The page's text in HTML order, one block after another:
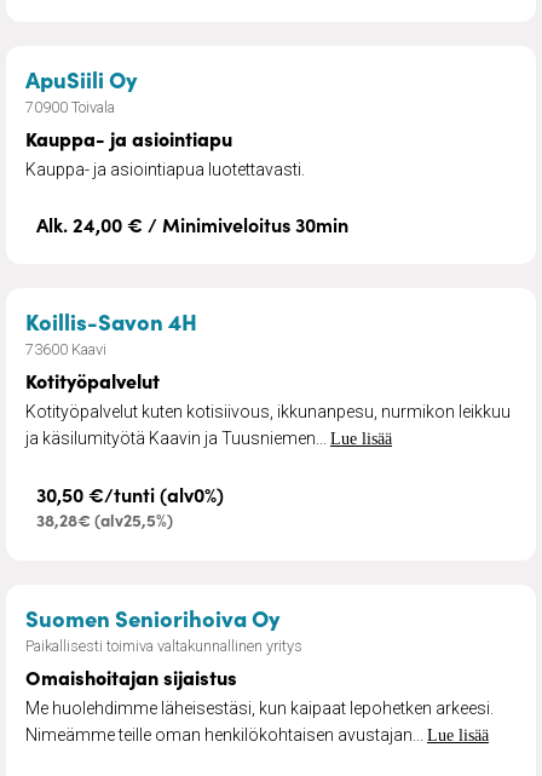
ApuSiili Oy– Kauppa- ja asiointiapu
70900 Toivala
Kauppa- ja asiointiapu
Kauppa- ja asiointiapua luotettavasti.
Alk. 24,00 € / Minimiveloitus 30min
Koillis-Savon 4H
73600 Kaavi
Kotityöpalvelut
Kotityöpalvelut kuten kotisiivous, ikkunanpesu, nurmikon leikkuu
ja käsilumityötä Kaavin ja Tuusniemen... Lue lisää
30,50 €/tunti (alv0%)
38,28€ (alv25,5%)
Suomen Seniorihoiva Oy– Omaishoitajan sijaistus
Paikallisesti toimiva valtakunnallinen yritys
Omaishoitajan sijaistus
Me huolehdimme läheisestäsi, kun kaipaat lepohetken arkeesi.
Nimeämme teille oman henkilökohtaisen avustajan... Lue lisää